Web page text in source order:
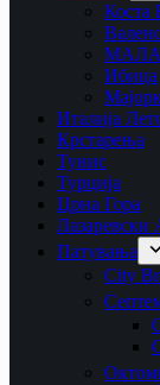
Коста
Ибица
Италија
Крстарења
Тунис
Турција
Црна Гора
Лазаревски
Патувања
City